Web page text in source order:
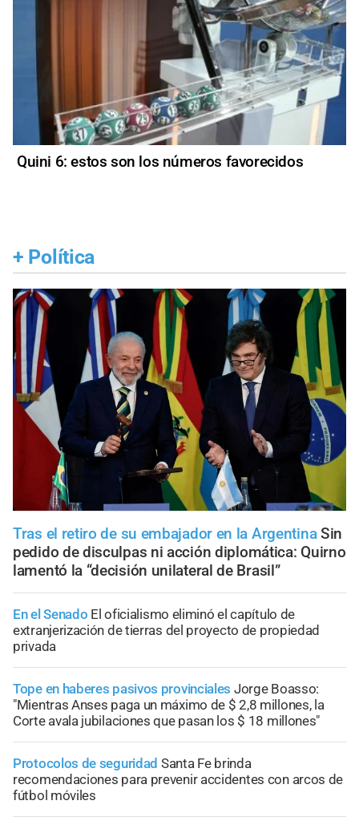
Quini 6: estos son los números favorecidos
+ Política
Tras el retiro de su embajador en la Argentina Sin
pedido de disculpas ni acción diplomática: Quirno
lamentó la “decisión unilateral de Brasil”
En el Senado El oficialismo eliminó el capítulo de
extranjerización de tierras del proyecto de propiedad
privada
Tope en haberes pasivos provinciales Jorge Boasso:
"Mientras Anses paga un máximo de $ 2,8 millones, la
Corte avala jubilaciones que pasan los $ 18 millones"
Protocolos de seguridad Santa Fe brinda
recomendaciones para prevenir accidentes con arcos de
fútbol móviles